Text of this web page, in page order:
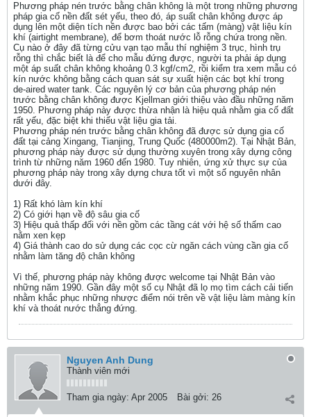
Phương pháp nén trước bằng chân không là một trong những phương
pháp gia cố nền đất sét yếu, theo đó, áp suất chân không được áp
dụng lên một diện tích nền được bao bởi các tấm (màng) vật liệu kín
khí (airtight membrane), để bơm thoát nước lỗ rỗng chứa trong nền.
Cụ nào ở đây đã từng cửu vạn tạo mẫu thí nghiệm 3 trục, hình trụ
rỗng thì chắc biết là để cho mẫu đứng được, người ta phải áp dụng
một áp suất chân không khoảng 0.3 kgf/cm2, rồi kiểm tra xem mẫu có
kín nước không bằng cách quan sát sự xuất hiện các bọt khí trong
de-aired water tank. Các nguyên lý cơ bản của phương pháp nén
trước bằng chân không được Kjellman giới thiệu vào đầu những năm
1950. Phương pháp này được thừa nhận là hiệu quả nhằm gia cố đất
rất yếu, đặc biệt khi thiếu vật liệu gia tải.
Phương pháp nén trước bằng chân không đã được sử dụng gia cố
đất tại cảng Xingang, Tianjing, Trung Quốc (480000m2). Tại Nhật Bản,
phương pháp này được sử dụng thường xuyên trong xây dựng công
trình từ những năm 1960 đến 1980. Tuy nhiên, ứng xử thực sự của
phương pháp này trong xây dựng chưa tốt vì một số nguyên nhân
dưới đây.
1) Rất khó làm kín khí
2) Có giới hạn về độ sâu gia cố
3) Hiệu quả thấp đối với nền gồm các tầng cát với hệ số thấm cao
nằm xen kẹp
4) Giá thành cao do sử dụng các cọc cừ ngăn cách vùng cần gia cố
nhằm làm tăng độ chân không
Vì thế, phương pháp này không được welcome tại Nhật Bản vào
những năm 1990. Gần đây một số cụ Nhật đã lọ mọ tìm cách cải tiến
nhằm khắc phục những nhược điểm nói trên về vật liệu làm màng kín
khí và thoát nước thẳng đứng.
Nguyen Anh Dung
Thành viên mới
Tham gia ngày: Apr 2005 Bài gởi: 26